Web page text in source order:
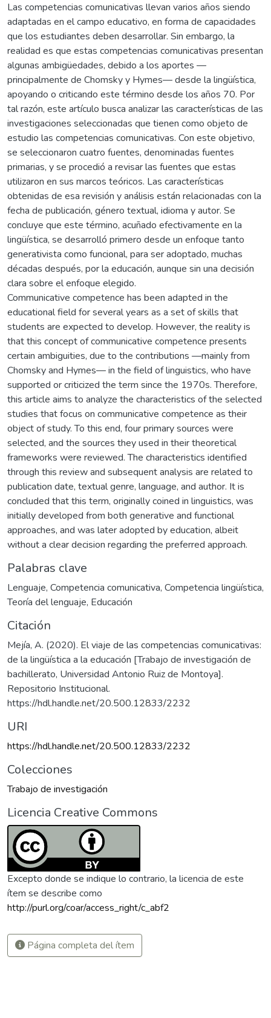
Las competencias comunicativas llevan varios años siendo
adaptadas en el campo educativo, en forma de capacidades
que los estudiantes deben desarrollar. Sin embargo, la
realidad es que estas competencias comunicativas presentan
algunas ambigüedades, debido a los aportes —
principalmente de Chomsky y Hymes— desde la lingüística,
apoyando o criticando este término desde los años 70. Por
tal razón, este artículo busca analizar las características de las
investigaciones seleccionadas que tienen como objeto de
estudio las competencias comunicativas. Con este objetivo,
se seleccionaron cuatro fuentes, denominadas fuentes
primarias, y se procedió a revisar las fuentes que estas
utilizaron en sus marcos teóricos. Las características
obtenidas de esa revisión y análisis están relacionadas con la
fecha de publicación, género textual, idioma y autor. Se
concluye que este término, acuñado efectivamente en la
lingüística, se desarrolló primero desde un enfoque tanto
generativista como funcional, para ser adoptado, muchas
décadas después, por la educación, aunque sin una decisión
clara sobre el enfoque elegido.
Communicative competence has been adapted in the
educational field for several years as a set of skills that
students are expected to develop. However, the reality is
that this concept of communicative competence presents
certain ambiguities, due to the contributions —mainly from
Chomsky and Hymes— in the field of linguistics, who have
supported or criticized the term since the 1970s. Therefore,
this article aims to analyze the characteristics of the selected
studies that focus on communicative competence as their
object of study. To this end, four primary sources were
selected, and the sources they used in their theoretical
frameworks were reviewed. The characteristics identified
through this review and subsequent analysis are related to
publication date, textual genre, language, and author. It is
concluded that this term, originally coined in linguistics, was
initially developed from both generative and functional
approaches, and was later adopted by education, albeit
without a clear decision regarding the preferred approach.
Palabras clave
Lenguaje, Competencia comunicativa, Competencia lingüística,
Teoría del lenguaje, Educación
Citación
Mejía, A. (2020). El viaje de las competencias comunicativas:
de la lingüística a la educación [Trabajo de investigación de
bachillerato, Universidad Antonio Ruiz de Montoya].
Repositorio Institucional.
https://hdl.handle.net/20.500.12833/2232
URI
https://hdl.handle.net/20.500.12833/2232
Colecciones
Trabajo de investigación
Licencia Creative Commons
Excepto donde se indique lo contrario, la licencia de este
ítem se describe como
http://purl.org/coar/access_right/c_abf2
Página completa del ítem